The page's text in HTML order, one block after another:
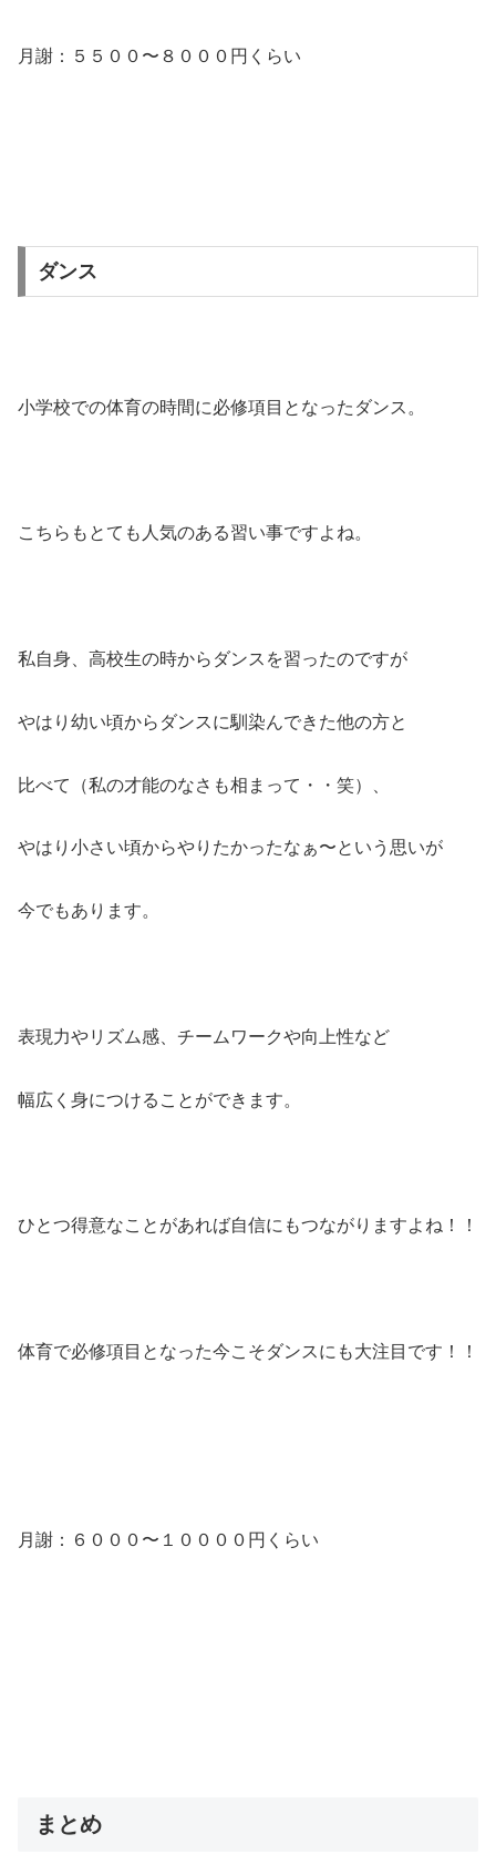
月謝：５５００〜８０００円くらい
ダンス
小学校での体育の時間に必修項目となったダンス。
こちらもとても人気のある習い事ですよね。
私自身、高校生の時からダンスを習ったのですが
やはり幼い頃からダンスに馴染んできた他の方と
比べて（私の才能のなさも相まって・・笑）、
やはり小さい頃からやりたかったなぁ〜という思いが
今でもあります。
表現力やリズム感、チームワークや向上性など
幅広く身につけることができます。
ひとつ得意なことがあれば自信にもつながりますよね！！
体育で必修項目となった今こそダンスにも大注目です！！
月謝：６０００〜１００００円くらい
まとめ